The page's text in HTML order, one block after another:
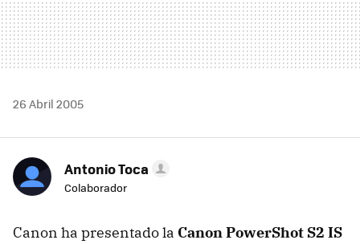
26 Abril 2005
Antonio Toca
Colaborador
Canon ha presentado la Canon PowerShot S2 IS